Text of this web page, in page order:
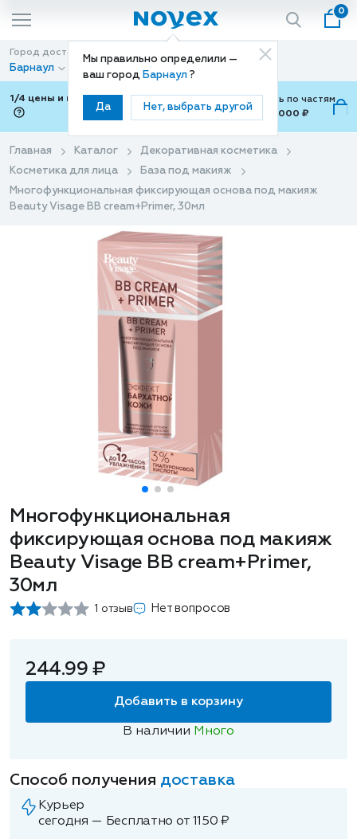
Мы правильно определили —
ваш город Барнаул ?
Да Нет, выбрать другой
0
Город доставки
Барнаул
Способ доставки
Доставка
1/4 цены и покупки ваши с Подели
Можно оплатить по частям
от 700 ₽ до 15,000 ₽
Главная Каталог
Декоративная косметика
Косметика для лица
База под макияж
Многофункциональная фиксирующая основа под макияж
Beauty Visage BB cream+Primer, 30мл
Многофункциональная
фиксирующая основа под макияж
Beauty Visage BB cream+Primer,
30мл
1 отзыв Нет вопросов
244.99 ₽
Добавить в корзину
В наличии Много
Способ получения доставка
Курьер
сегодня — Бесплатно от 1150 ₽